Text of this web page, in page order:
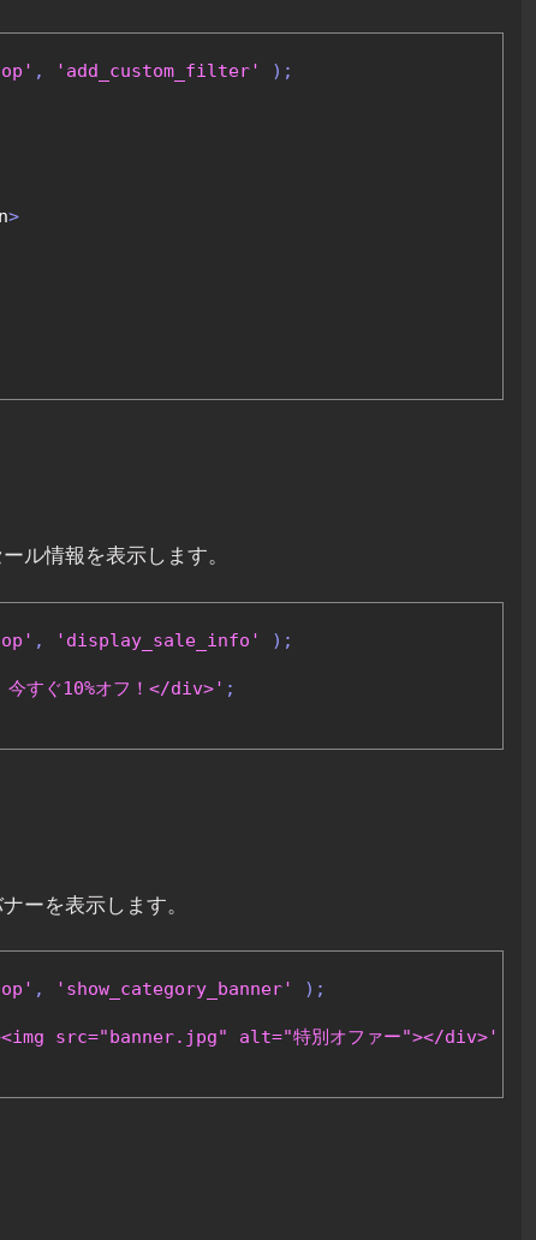
, 'add_custom_filter'
);
>
ル情報を表示します。
, 'display_sale_info'
);
ぐ10%オフ！</div>' ;
ーを表示します。
, 'show_category_banner'
);
src="banner.jpg" alt="特別オファー"></div>'